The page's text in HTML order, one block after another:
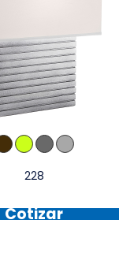
228
Cotizar